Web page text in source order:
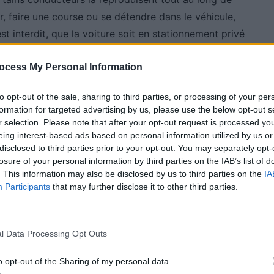
My Personal Information
opt-out of the sale, sharing to third parties, or processing of your
for targeted advertising by us, please use the below opt-out
selection. Please note that after your opt-out request is processed
interest-based ads based on personal information utilized by us
to third parties prior to your opt-out. You may separately
of your personal information by third parties on the IAB’s list of
This information may also be disclosed by us to third parties on the
Participants that may further disclose it to other third parties.
Data Processing Opt Outs
opt-out of the Sharing of my personal data.
faire une course ou se détendre dans le véhicule,
interdit, que la voiture soit en stationnement privé
également à la climatisation en été. La
pour des raisons écologiques et économiques. La
systèmes « start and stop » qui éteignent
comme à un feu rouge, pour réduire les